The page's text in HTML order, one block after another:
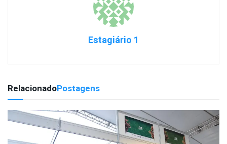
Estagiário 1
RelacionadoPostagens